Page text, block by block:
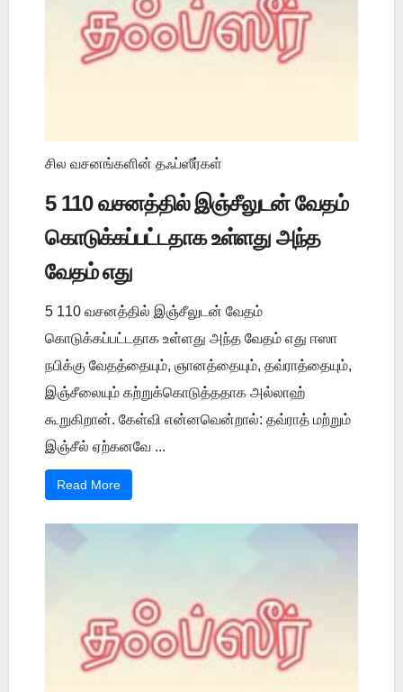
சில வசனங்களின் தஃப்ஸீர்கள்
5 110 வசனத்தில் இஞ்சீலுடன் வேதம்
கொடுக்கப்பட்டதாக உள்ளது அந்த
வேதம் எது
5 110 வசனத்தில் இஞ்சீலுடன் வேதம்
கொடுக்கப்பட்டதாக உள்ளது அந்த வேதம் எது ஈஸா
நபிக்கு வேதத்தையும், ஞானத்தையும், தவ்ராத்தையும்,
இஞ்சீலையும் கற்றுக்கொடுத்ததாக அல்லாஹ்
கூறுகிறான். கேள்வி என்னவென்றால்: தவ்ராத் மற்றும்
இஞ்சீல் ஏற்கனவே ...
Read More